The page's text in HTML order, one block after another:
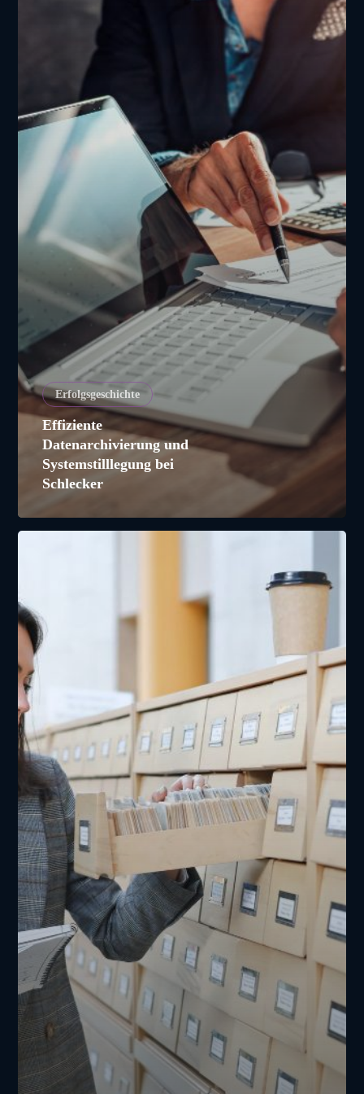
Erfolgsgeschichte
Effiziente
Datenarchivierung und
Systemstilllegung bei
Schlecker
setzt
bei
der
Sicherung
von
Applikationsdaten
auf
CHRONOS